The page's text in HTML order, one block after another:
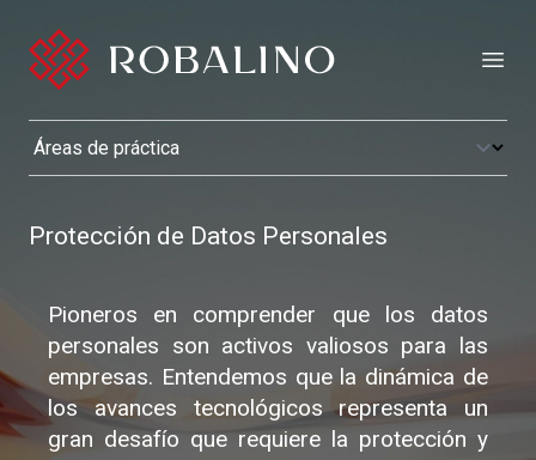
Protección de Datos Personales
Pioneros en comprender que los datos
personales son activos valiosos para las
empresas. Entendemos que la dinámica de
los avances tecnológicos representa un
gran desafío que requiere la protección y